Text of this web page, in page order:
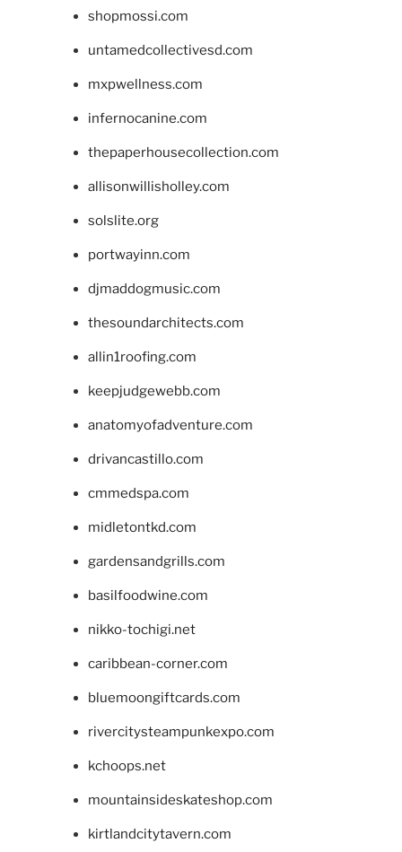
shopmossi.com
untamedcollectivesd.com
mxpwellness.com
infernocanine.com
thepaperhousecollection.com
allisonwillisholley.com
solslite.org
portwayinn.com
djmaddogmusic.com
thesoundarchitects.com
allin1roofing.com
keepjudgewebb.com
anatomyofadventure.com
drivancastillo.com
cmmedspa.com
midletontkd.com
gardensandgrills.com
basilfoodwine.com
nikko-tochigi.net
caribbean-corner.com
bluemoongiftcards.com
rivercitysteampunkexpo.com
kchoops.net
mountainsideskateshop.com
kirtlandcitytavern.com